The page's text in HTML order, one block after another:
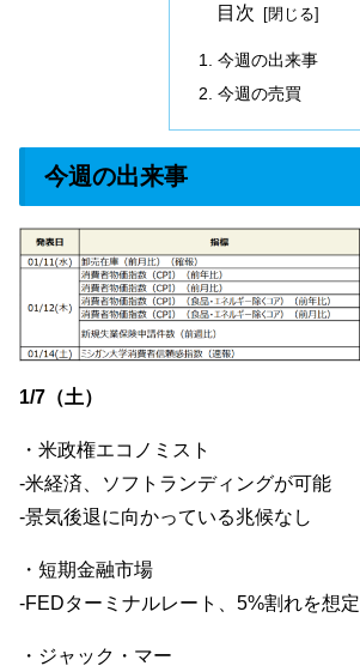
目次
今週の出来事
今週の売買
今週の出来事
1/7（土）
・米政権エコノミスト
-米経済、ソフトランディングが可能
-景気後退に向かっている兆候なし
・短期金融市場
-FEDターミナルレート、5%割れを想定
・ジャック・マー